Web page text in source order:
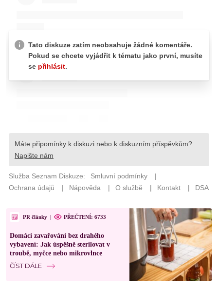
PR články | PŘEČTENÍ: 6733
Domácí zavařování bez drahého
vybavení: Jak úspěšně sterilovat v
troubě, myčce nebo mikrovlnce
ČÍST DÁLE